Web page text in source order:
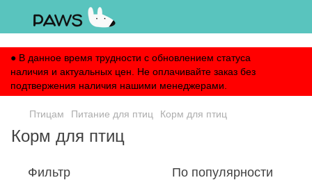
● В данное время трудности с обновлением статуса
наличия и актуальных цен. Не оплачивайте заказ без
подтвержения наличия нашими менеджерами.
Птицам Питание для птиц Корм для птиц
Корм для птиц
Фильтр По популярности